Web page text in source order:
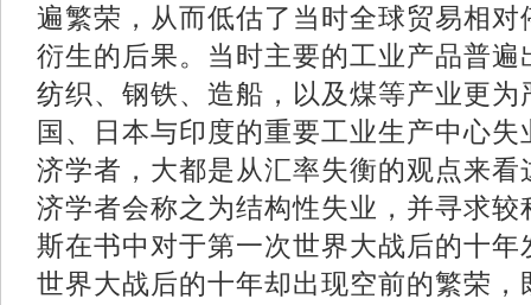
遍繁荣，从而低估了当时全球贸易相
衍生的后果。当时主要的工业产品普
纺织、钢铁、造船，以及煤等产业更
国、日本与印度的重要工业生产中心
济学者，大都是从汇率失衡的观点来
济学者会称之为结构性失业，并寻求
斯在书中对于第一次世界大战后的十
世界大战后的十年却出现空前的繁荣